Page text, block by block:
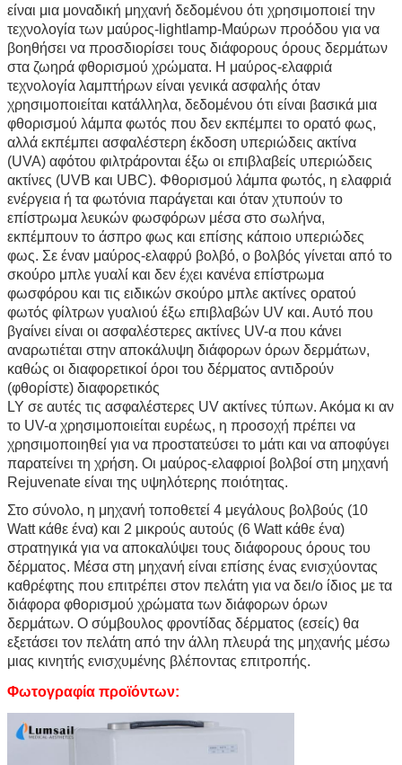
είναι μια μοναδική μηχανή δεδομένου ότι χρησιμοποιεί την
τεχνολογία των μαύρος-lightlamp-Μαύρων προόδου για να
βοηθήσει να προσδιορίσει τους διάφορους όρους δερμάτων
στα ζωηρά φθορισμού χρώματα. Η μαύρος-ελαφριά
τεχνολογία λαμπτήρων είναι γενικά ασφαλής όταν
χρησιμοποιείται κατάλληλα, δεδομένου ότι είναι βασικά μια
φθορισμού λάμπα φωτός που δεν εκπέμπει το ορατό φως,
αλλά εκπέμπει ασφαλέστερη έκδοση υπεριώδεις ακτίνα
(UVA) αφότου φιλτράρονται έξω οι επιβλαβείς υπεριώδεις
ακτίνες (UVB και UBC). Φθορισμού λάμπα φωτός, η ελαφριά
ενέργεια ή τα φωτόνια παράγεται και όταν χτυπούν το
επίστρωμα λευκών φωσφόρων μέσα στο σωλήνα,
εκπέμπουν το άσπρο φως και επίσης κάποιο υπεριώδες
φως. Σε έναν μαύρος-ελαφρύ βολβό, ο βολβός γίνεται από το
σκούρο μπλε γυαλί και δεν έχει κανένα επίστρωμα
φωσφόρου και τις ειδικών σκούρο μπλε ακτίνες ορατού
φωτός φίλτρων γυαλιού έξω επιβλαβών UV και. Αυτό που
βγαίνει είναι οι ασφαλέστερες ακτίνες UV-α που κάνει
αναρωτιέται στην αποκάλυψη διάφορων όρων δερμάτων,
καθώς οι διαφορετικοί όροι του δέρματος αντιδρούν
(φθορίστε) διαφορετικός
LY σε αυτές τις ασφαλέστερες UV ακτίνες τύπων. Ακόμα κι αν
το UV-α χρησιμοποιείται ευρέως, η προσοχή πρέπει να
χρησιμοποιηθεί για να προστατεύσει το μάτι και να αποφύγει
παρατείνει τη χρήση. Οι μαύρος-ελαφριοί βολβοί στη μηχανή
Rejuvenate είναι της υψηλότερης ποιότητας.
Στο σύνολο, η μηχανή τοποθετεί 4 μεγάλους βολβούς (10
Watt κάθε ένα) και 2 μικρούς αυτούς (6 Watt κάθε ένα)
στρατηγικά για να αποκαλύψει τους διάφορους όρους του
δέρματος. Μέσα στη μηχανή είναι επίσης ένας ενισχύοντας
καθρέφτης που επιτρέπει στον πελάτη για να δει/ο ίδιος με τα
διάφορα φθορισμού χρώματα των διάφορων όρων
δερμάτων. Ο σύμβουλος φροντίδας δέρματος (εσείς) θα
εξετάσει τον πελάτη από την άλλη πλευρά της μηχανής μέσω
μιας κινητής ενισχυμένης βλέποντας επιτροπής.
Φωτογραφία προϊόντων: